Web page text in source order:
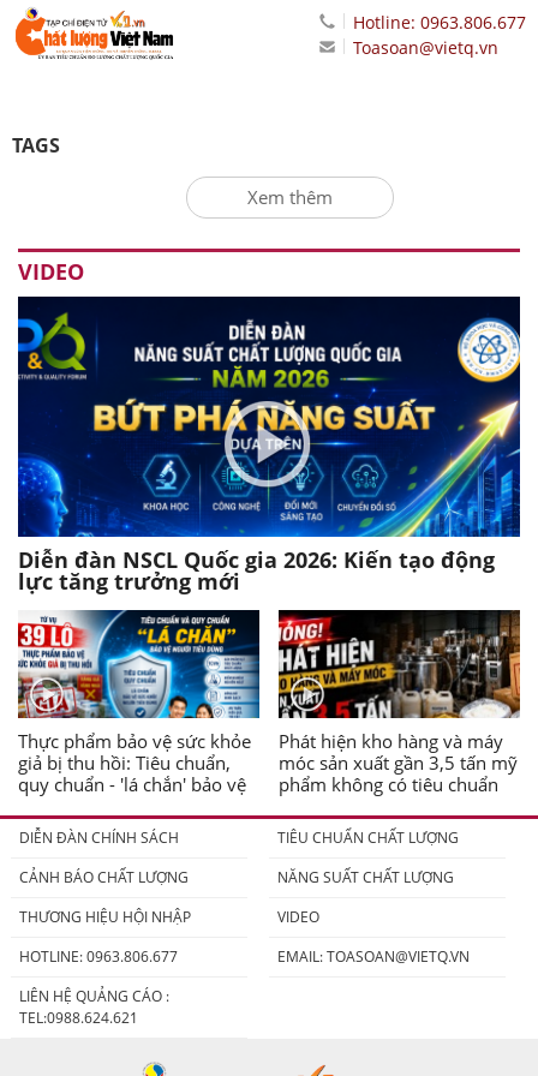
Hotline: 0963.806.677
Toasoan@vietq.vn
TAGS
Xem thêm
VIDEO
Diễn đàn NSCL Quốc gia 2026: Kiến tạo động
lực tăng trưởng mới
Thực phẩm bảo vệ sức khỏe
giả bị thu hồi: Tiêu chuẩn,
quy chuẩn - 'lá chắn' bảo vệ
Phát hiện kho hàng và máy
móc sản xuất gần 3,5 tấn mỹ
phẩm không có tiêu chuẩn
DIỄN ĐÀN CHÍNH SÁCH
TIÊU CHUẨN CHẤT LƯỢNG
CẢNH BÁO CHẤT LƯỢNG
NĂNG SUẤT CHẤT LƯỢNG
THƯƠNG HIỆU HỘI NHẬP
VIDEO
HOTLINE: 0963.806.677
EMAIL:TOASOAN@VIETQ.VN
LIÊN HỆ QUẢNG CÁO :
TEL:0988.624.621